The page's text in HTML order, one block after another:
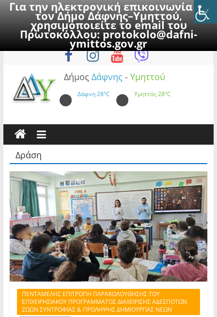
Για την ηλεκτρονική επικοινωνία με
τον Δήμο Δάφνης–Υμηττού,
χρησιμοποιείτε το email του
Πρωτοκόλλου:protokolo@dafni-
ymittos.gov.gr
to
Πέμπτη, 6 Αυγούστου 2026
Δήμος Δάφνης - Υμηττού
Δάφνη28°C Υμηττός28°C
Δράση
ΠΕΝΤΑΜΕΛΗΣ ΕΠΙΤΡΟΠΗ ΠΑΡΑΚΟΛΟΥΘΗΣΗΣ ΤΟΥ
ΕΠΙΧΕΙΡΗΣΙΑΚΟΥ ΠΡΟΓΡΑΜΜΑΤΟΣ ΔΙΑΧΕΙΡΙΣΗΣ ΑΔΕΣΠΟΤΩΝ
ΖΩΩΝ ΣΥΝΤΡΟΦΙΑΣ & ΠΡΟΛΗΨΗΣ ΔΗΜΙΟΥΡΓΙΑΣ ΝΕΩΝ